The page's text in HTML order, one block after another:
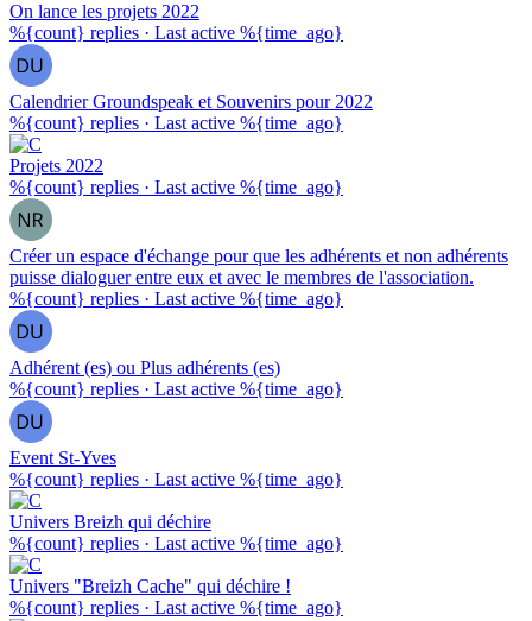
On lance les projets 2022
%{count} replies · Last active %{time_ago}
Calendrier Groundspeak et Souvenirs pour 2022
%{count} replies · Last active %{time_ago}
Projets 2022
%{count} replies · Last active %{time_ago}
Créer un espace d'échange pour que les adhérents et non adhérents
puisse dialoguer entre eux et avec le membres de l'association.
%{count} replies · Last active %{time_ago}
Adhérent (es) ou Plus adhérents (es)
%{count} replies · Last active %{time_ago}
Event St-Yves
%{count} replies · Last active %{time_ago}
Univers Breizh qui déchire
%{count} replies · Last active %{time_ago}
Univers "Breizh Cache" qui déchire !
%{count} replies · Last active %{time_ago}